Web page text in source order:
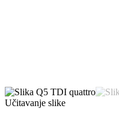
Učitavanje slike